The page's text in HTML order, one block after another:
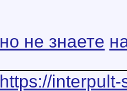
но не знаете
https://